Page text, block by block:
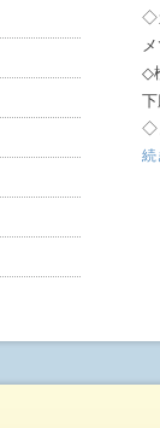
◇
メ
◇
◇
続